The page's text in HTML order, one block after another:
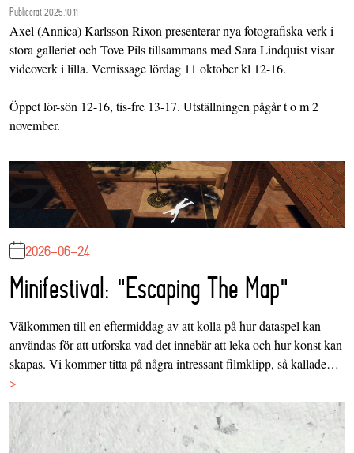
Publicerat 2025.10.11
Axel (Annica) Karlsson Rixon presenterar nya fotografiska verk i
stora galleriet och Tove Pils tillsammans med Sara Lindquist visar
videoverk i lilla. Vernissage lördag 11 oktober kl 12-16.
Öppet lör-sön 12-16, tis-fre 13-17. Utställningen pågår t o m 2
november.
2026-06-24
Minifestival: "Escaping The Map"
Välkommen till en eftermiddag av att kolla på hur dataspel kan
användas för att utforska vad det innebär att leka och hur konst kan
skapas. Vi kommer titta på några intressant filmklipp, så kallade…
>